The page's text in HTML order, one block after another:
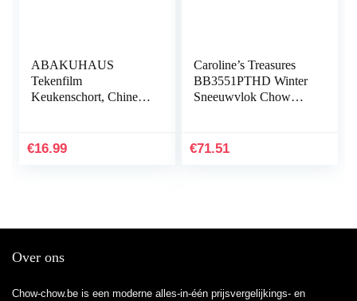
ABAKUHAUS
Tekenfilm
Keukenschort, Chinese
met Verstelbare
€16.99
Caroline’s Treasures
BB3551PTHD Winter
Sneeuwvlok Chow
kleuren
€71.51
Over ons
Chow-chow.be is een moderne alles-in-één prijsvergelijkings- en